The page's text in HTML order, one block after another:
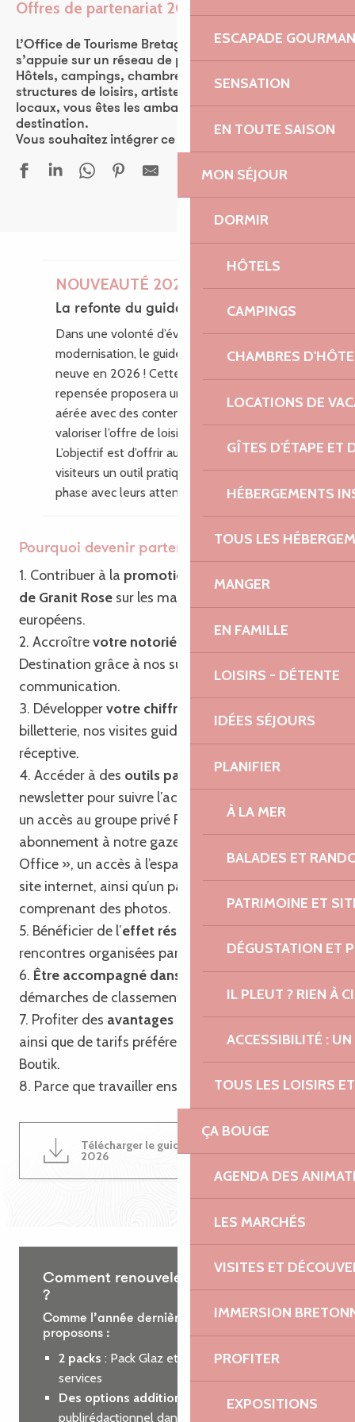
ESCAPADE
SENSATION
EN TOUTE SAISON
MON SÉJOUR
DORMIR
HÔTELS
CAMPINGS
CHAMBRES
LOCATIONS DE
GÎTES D'ÉTAPE ET
HÉBERGEMENTS
TOUS LES
MANGER
EN FAMILLE
LOISIRS - DÉTENTE
IDÉES SÉJOURS
PLANIFIER
À LA MER
BALADES ET
PATRIMOINE ET
DÉGUSTATION ET
IL PLEUT ? RIEN À
ACCESSIBILITÉ :
TOUS LES LOISIRS
ÇA BOUGE
AGENDA DES
LES MARCHÉS
VISITES ET
IMMERSION
PROFITER
EXPOSITIONS
Offres de partenariat 2026
Ajouter aux
L’Office de Tourisme Bretagne Côte de Granit Rose
s’appuie sur un réseau de plus de 570 partenaires.
Hôtels, campings, chambres d’hôtes, restaurants,
structures de loisirs, artistes, ou encore producteurs
locaux, vous êtes les ambassadeurs de la
destination.
Vous souhaitez intégrer ce réseau ? Rejoignez-nous !
NOUVEAUTÉ 2026
La refonte du guide des loisirs
Dans une volonté d’évolution et de
modernisation, le guide des Loisirs fait peau
neuve en 2026 ! Cette nouvelle édition
repensée proposera une mise en page plus
aérée avec des contenus enrichis pour
valoriser l’offre de loisirs du territoire.
L’objectif est d’offrir aux habitants et aux
visiteurs un outil pratique, inspirant, en
phase avec leurs attentes.
Pourquoi devenir partenaire ?
1. Contribuer à la promotion de Bretagne – Côte
de Granit Rose sur les marchés français et
européens.
2. Accroîtrevotre notoriété
Destination grâce à nos supports de
communication.
3. Développervotre chiffre d’affaires
grâce à notre
billetterie, nos visites guidées et notre agence
réceptive.
4. Accéder à des outils partagés tels que notre
newsletter pour suivre l’actualité touristique locale,
un accès au groupe privé Facebook, un
abonnement à notre gazette « Trégor Post
Office », un accès à l’espace professionnel de notre
site internet, ainsi qu’un pack communication
comprenant des photos.
5. Bénéficier de l’effet réseau
en participant aux
rencontres organisées par l’Office de Tourisme.
6. Être accompagné dans vos projetset
démarches de classement et de labellisation.
7. Profiter des avantages du passeport privilège
ainsi que de tarifs préférentiels sur nos produits
Boutik.
8. Parce que travailler ensemble est une évidence !
Télécharger le guide du partenariat
2026
Comment renouveler votre partenariat
?
Comme l’année dernière, nous vous
proposons :
2 packs : Pack Glaz et Pack Roz, incluant des
services
Des options additionnelles
: encart
publirédactionnel dans le guide des loisirs ou